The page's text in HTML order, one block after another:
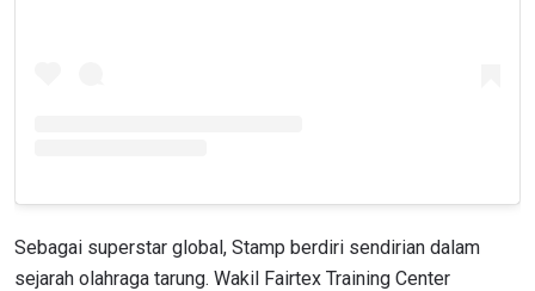
Sebagai superstar global, Stamp berdiri sendirian dalam
sejarah olahraga tarung. Wakil Fairtex Training Center